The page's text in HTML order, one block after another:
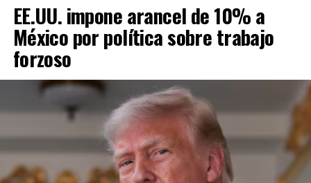
EE.UU. impone arancel de 10% a
México por política sobre trabajo
forzoso